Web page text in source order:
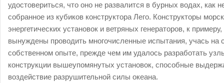
удостовериться, что оно не развалится в бурных водах, как
собранное из кубиков конструктора Лего. Конструкторы
энергетических установок и ветряных генераторов, к
вынуждены проводить многочисленные испытания, учась на
собственном опыте, прежде чем им удалось разработать
конструкции вышеупомянутых установок, способные
воздействие разрушительной силы океана.